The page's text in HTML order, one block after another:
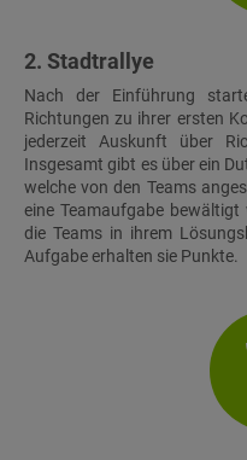
2. Stadtrallye
Nach der Einführung
Richtungen zu ihrer ersten
jederzeit Auskunft über
Insgesamt gibt es über ein
welche von den Teams
eine Teamaufgabe
die Teams in ihrem
Aufgabe erhalten sie Punkte.